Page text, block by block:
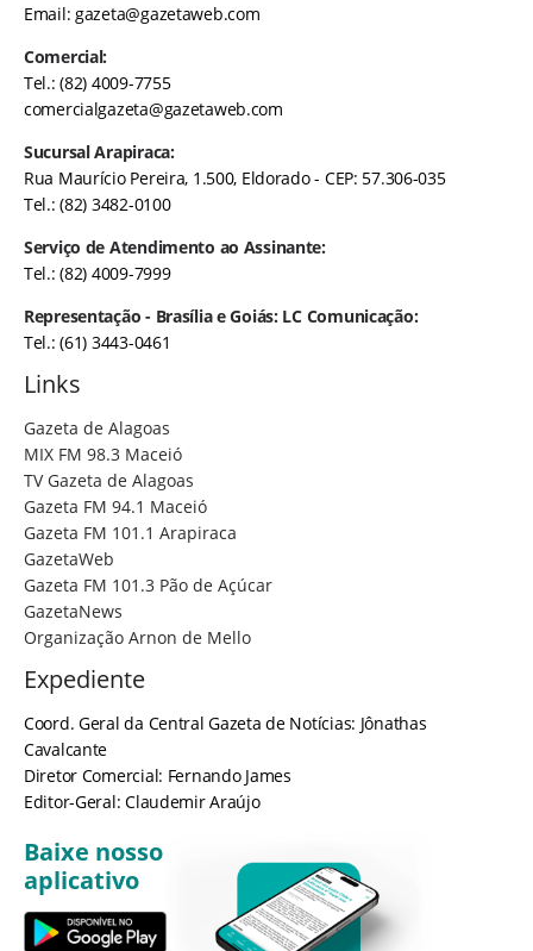
Email:gazeta@gazetaweb.com
Comercial:
Tel.: (82) 4009-7755
comercialgazeta@gazetaweb.com
Sucursal Arapiraca:
Rua Maurício Pereira, 1.500, Eldorado - CEP: 57.306-035
Tel.: (82) 3482-0100
Serviço de Atendimento ao Assinante:
Tel.: (82) 4009-7999
Representação - Brasília e Goiás: LC Comunicação:
Tel.: (61) 3443-0461
Links
Gazeta de Alagoas
MIX FM 98.3 Maceió
TV Gazeta de Alagoas
Gazeta FM 94.1 Maceió
Gazeta FM 101.1 Arapiraca
GazetaWeb
Gazeta FM 101.3 Pão de Açúcar
GazetaNews
Organização Arnon de Mello
Expediente
Coord. Geral da Central Gazeta de Notícias: Jônathas
Cavalcante
Diretor Comercial: Fernando James
Editor-Geral: Claudemir Araújo
Baixe nosso
aplicativo